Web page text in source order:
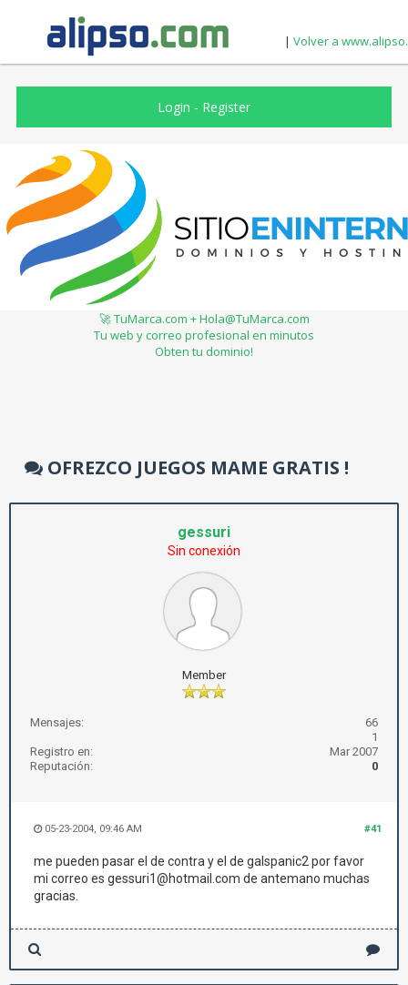
| Volver a
Login - Register
🚀 TuMarca.com + Hola@TuMarca.com
Tu web y correo profesional en minutos
Obten tu dominio!
OFREZCO JUEGOS MAME GRATIS !
gessuri
Sin conexión
Member
Mensajes:
66
1
Registro en:
Mar 2007
Reputación:
0
#41
05-23-2004, 09:46 AM
me pueden pasar el de contra y el de galspanic2 por favor
mi correo es gessuri1@hotmail.com de antemano muchas
gracias.